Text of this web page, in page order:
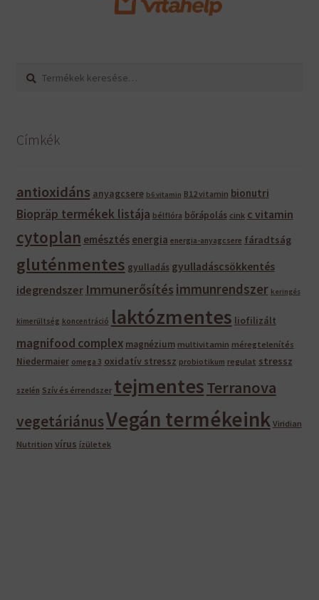
Keresés
Keresés
Címkék
antioxidáns anyagcsere b6 vitamin B12 vitamin bionutri
Biopräp termékek listája bélflóra bőrápolás cink c vitamin
cytoplan emésztés energia energia-anyagcsere fáradtság
gluténmentes gyulladás gyulladáscsökkentés
idegrendszer Immunerősítés immunrendszer keringés
kimerültség koncentráció laktózmentes liofilizált
magnifood complex magnézium multivitamin méregtelenítés
Niedermaier omega 3 oxidatív stressz probiotikum regulat stressz
szelén Szív és érrendszer tejmentesTerranova
vegetáriánusVegán termékeink Viridian
Nutrition vírus ízületek